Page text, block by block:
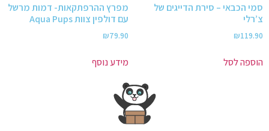
סמי הכבאי – סירת הדייגים של
צ’רלי
₪119.90
הוספה לסל
מפרץ ההרפתקאות- דמות מרשל
עם דולפין צוות Aqua Pups
₪79.90
מידע נוסף